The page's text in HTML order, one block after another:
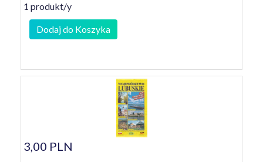
1 produkt/y
Dodaj do Koszyka
3,00 PLN